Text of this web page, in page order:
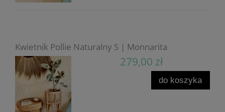
Kwietnik Pollie Naturalny S | Monnarita
279,00 zł
do koszyka